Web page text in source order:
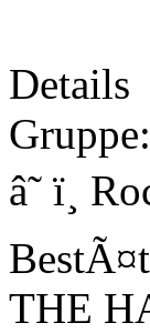
Details
Gruppe:
â˜ ï¸
THE